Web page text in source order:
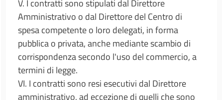
V. I contratti sono stipulati dal Direttore
Amministrativo o dal Direttore del Centro di
spesa competente o loro delegati, in forma
pubblica o privata, anche mediante scambio di
corrispondenza secondo l'uso del commercio, a
termini di legge.
VI. I contratti sono resi esecutivi dal Direttore
amministrativo, ad eccezione di quelli che sono